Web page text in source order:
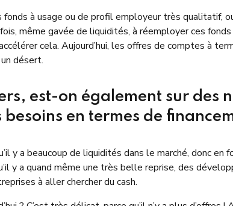
à usage ou de profil employeur très qualitatif,
même gavée de liquidités, à réemployer ces
cela. Aujourd’hui, les offres de comptes à
désert.
est-on également sur
en termes de
y a beaucoup de liquidités dans le marché, donc
y a quand même une très belle reprise, des
à aller chercher du cash.